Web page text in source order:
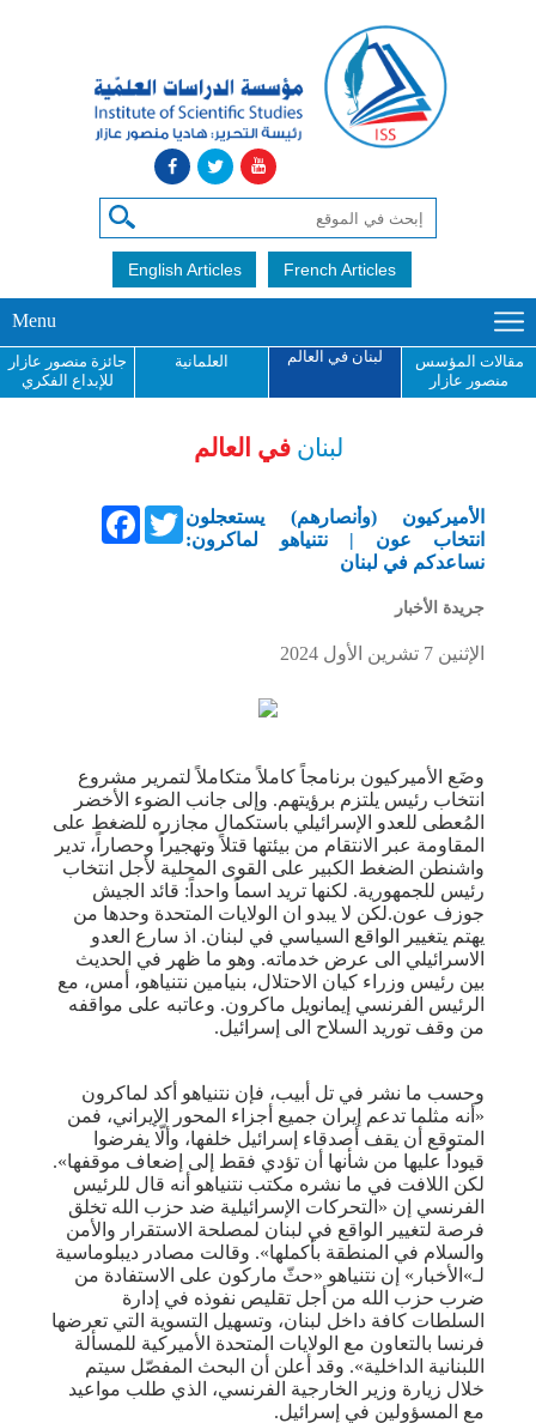
English Articles French Articles
Menu
مقالات المؤسس
منصور عازار
لبنان في العالم العلمانية
جائزة منصور عازار
للإبداع الفكري
لبنان في العالم
FacebookTwitter الأميركيون (وأنصارهم) يستعجلون
انتخاب عون | نتنياهو لماكرون:
نساعدكم في لبنان
جريدة الأخبار
الإثنين 7 تشرين الأول 2024
وضَع الأميركيون برنامجاً كاملاً متكاملاً لتمرير مشروع
انتخاب رئيس يلتزم برؤيتهم. وإلى جانب الضوء الأخضر
المُعطى للعدو الإسرائيلي باستكمال مجازره للضغط على
المقاومة عبر الانتقام من بيئتها قتلاً وتهجيراً وحصاراً، تدير
واشنطن الضغط الكبير على القوى المحلية لأجل انتخاب
رئيس للجمهورية. لكنها تريد اسماً واحداً: قائد الجيش
جوزف عون.لكن لا يبدو ان الولايات المتحدة وحدها من
يهتم يتغيير الواقع السياسي في لبنان. اذ سارع العدو
الاسرائيلي الى عرض خدماته. وهو ما ظهر في الحديث
بين رئيس وزراء كيان الاحتلال، بنيامين نتنياهو، أمس، مع
الرئيس الفرنسي إيمانويل ماكرون. وعاتبه على مواقفه
من وقف توريد السلاح الى إسرائيل.
وحسب ما نشر في تل أبيب، فإن نتنياهو أكد لماكرون
«أنه مثلما تدعم إيران جميع أجزاء المحور الإيراني، فمن
المتوقع أن يقف أصدقاء إسرائيل خلفها، وألّا يفرضوا
قيوداً عليها من شأنها أن تؤدي فقط إلى إضعاف موقفها».
لكن اللافت في ما نشره مكتب نتنياهو أنه قال للرئيس
الفرنسي إن «التحركات الإسرائيلية ضد حزب الله تخلق
فرصة لتغيير الواقع في لبنان لمصلحة الاستقرار والأمن
والسلام في المنطقة بأكملها». وقالت مصادر ديبلوماسية
لـ»الأخبار» إن نتنياهو «حثّ ماركون على الاستفادة من
ضرب حزب الله من أجل تقليص نفوذه في إدارة
السلطات كافة داخل لبنان، وتسهيل التسوية التي تعرضها
فرنسا بالتعاون مع الولايات المتحدة الأميركية للمسألة
اللبنانية الداخلية». وقد أعلن أن البحث المفصّل سيتم
خلال زيارة وزير الخارجية الفرنسي، الذي طلب مواعيد
مع المسؤولين في إسرائيل.